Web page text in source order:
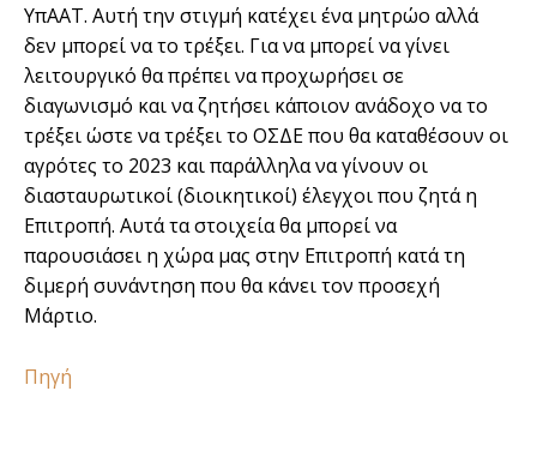
ΥπΑΑΤ. Αυτή την στιγμή κατέχει ένα μητρώο αλλά
δεν μπορεί να το τρέξει. Για να μπορεί να γίνει
λειτουργικό θα πρέπει να προχωρήσει σε
διαγωνισμό και να ζητήσει κάποιον ανάδοχο να το
τρέξει ώστε να τρέξει το ΟΣΔΕ που θα καταθέσουν οι
αγρότες το 2023 και παράλληλα να γίνουν οι
διασταυρωτικοί (διοικητικοί) έλεγχοι που ζητά η
Επιτροπή. Αυτά τα στοιχεία θα μπορεί να
παρουσιάσει η χώρα μας στην Επιτροπή κατά τη
διμερή συνάντηση που θα κάνει τον προσεχή
Μάρτιο.
Πηγή